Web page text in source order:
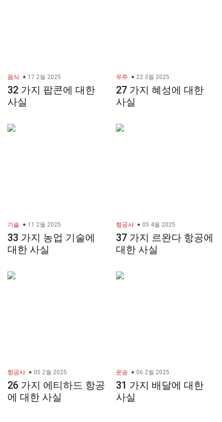
음식 17 2월 2025
32 가지 팝콘에 대한
사실
우주 22 3월 2025
27 가지 혜성에 대한
사실
기술 11 2월 2025
33 가지 농업 기술에
대한 사실
항공사 05 4월 2025
37 가지 르완다 항공에
대한 사실
항공사 05 2월 2025
26 가지 에티하드 항공
에 대한 사실
운송 06 2월 2025
31 가지 배달에 대한
사실